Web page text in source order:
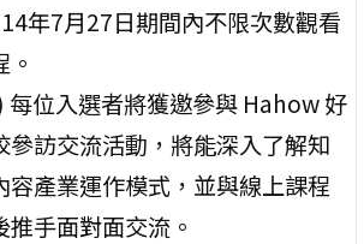
年7月27日期間內不限次數觀看
。
每位入選者將獲邀參與 Hahow 好
參訪交流活動，將能深入了解知
容產業運作模式，並與線上課程
推手面對面交流。